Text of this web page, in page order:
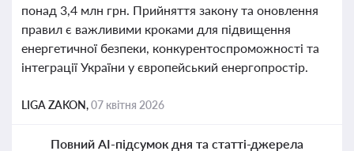
понад 3,4 млн грн. Прийняття закону та оновлення
правил є важливими кроками для підвищення
енергетичної безпеки, конкурентоспроможності та
інтеграції України у європейський енергопростір.
LIGA ZAKON,07 квітня 2026
Повний AI-підсумок дня та статті-джерела